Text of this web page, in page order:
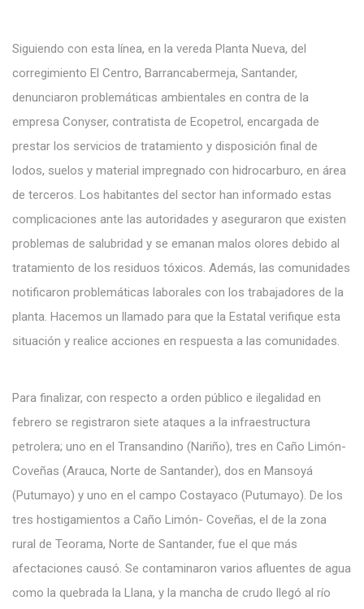
Siguiendo con esta línea, en la vereda Planta Nueva, del
corregimiento El Centro, Barrancabermeja, Santander,
denunciaron problemáticas ambientales en contra de la
empresa Conyser, contratista de Ecopetrol, encargada de
prestar los servicios de tratamiento y disposición final de
lodos, suelos y material impregnado con hidrocarburo, en área
de terceros. Los habitantes del sector han informado estas
complicaciones ante las autoridades y aseguraron que existen
problemas de salubridad y se emanan malos olores debido al
tratamiento de los residuos tóxicos. Además, las comunidades
notificaron problemáticas laborales con los trabajadores de la
planta. Hacemos un llamado para que la Estatal verifique esta
situación y realice acciones en respuesta a las comunidades.
Para finalizar, con respecto a orden público e ilegalidad en
febrero se registraron siete ataques a la infraestructura
petrolera; uno en el Transandino (Nariño), tres en Caño Limón-
Coveñas (Arauca, Norte de Santander), dos en Mansoyá
(Putumayo) y uno en el campo Costayaco (Putumayo). De los
tres hostigamientos a Caño Limón- Coveñas, el de la zona
rural de Teorama, Norte de Santander, fue el que más
afectaciones causó. Se contaminaron varios afluentes de agua
como la quebrada la Llana, y la mancha de crudo llegó al río